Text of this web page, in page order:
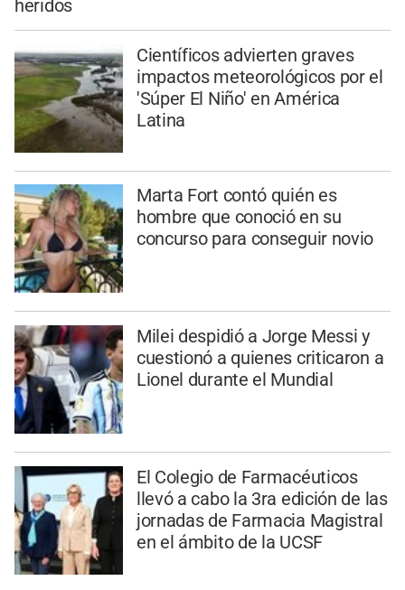
heridos
Científicos advierten graves
impactos meteorológicos por el
'Súper El Niño' en América
Latina
Marta Fort contó quién es
hombre que conoció en su
concurso para conseguir novio
Milei despidió a Jorge Messi y
cuestionó a quienes criticaron a
Lionel durante el Mundial
El Colegio de Farmacéuticos
llevó a cabo la 3ra edición de las
jornadas de Farmacia Magistral
en el ámbito de la UCSF